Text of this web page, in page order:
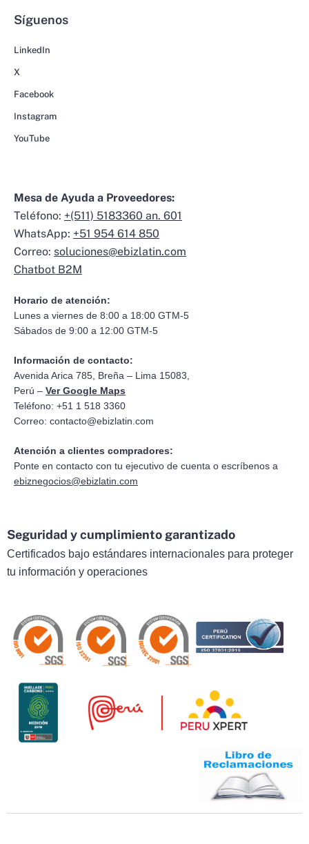
Síguenos
LinkedIn
X
Facebook
Instagram
YouTube
Mesa de Ayuda a Proveedores:
Teléfono: +(511) 5183360 an. 601
WhatsApp: +51 954 614 850
Correo: soluciones@ebizlatin.com
Chatbot B2M
Horario de atención:
Lunes a viernes de 8:00 a 18:00 GTM-5
Sábados de 9:00 a 12:00 GTM-5
Información de contacto:
Avenida Arica 785, Breña – Lima 15083,
Perú – Ver Google Maps
Teléfono: +51 1 518 3360
Correo: contacto@ebizlatin.com
Atención a clientes compradores:
Ponte en contacto con tu ejecutivo de cuenta o escríbenos a
ebiznegocios@ebizlatin.com
Seguridad y cumplimiento garantizado
Certificados bajo estándares internacionales para proteger
tu información y operaciones